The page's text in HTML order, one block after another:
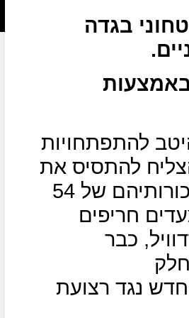
בגדה
להתפתחויות
להתסיס את
רצועת עזה להפגנות ענק נגדו בגלל הקיצוץ במשכורותיהם של 54
חריפים
כבר
נגד רצועת